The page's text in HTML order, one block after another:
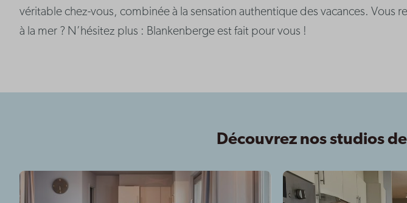
véritable chez-vous, combinée à la sensation authentique des vacances. Vous
à la mer ? N’hésitez plus : Blankenberge est fait pour vous !
Découvrez nos studios